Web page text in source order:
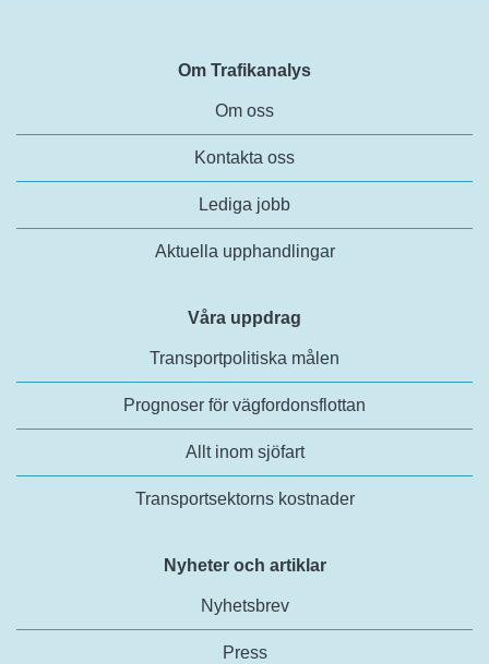
Om Trafikanalys
Om oss
Kontakta oss
Lediga jobb
Aktuella upphandlingar
Våra uppdrag
Transportpolitiska målen
Prognoser för vägfordonsflottan
Allt inom sjöfart
Transportsektorns kostnader
Nyheter och artiklar
Nyhetsbrev
Press